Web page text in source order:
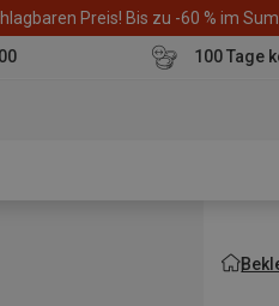
Preis! Bis zu -60 % im
100 Tage